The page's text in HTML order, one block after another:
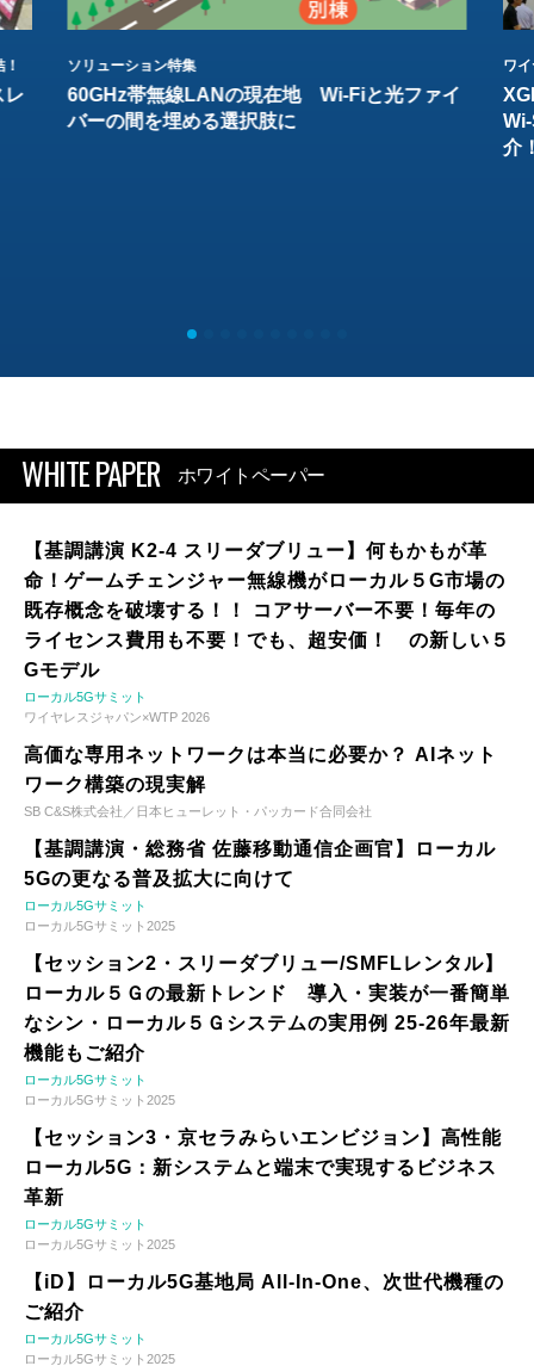
レ
ソリューション特集
60GHz帯無線LANの現在地 Wi-Fiと光ファイ
バーの間を埋める選択肢に
ワ
介
WHITE PAPER ホワイトペーパー
【基調講演 K2-4 スリーダブリュー】何もかもが革
命！ゲームチェンジャー無線機がローカル５G市場の
既存概念を破壊する！！ コアサーバー不要！毎年の
ライセンス費用も不要！でも、超安価！ の新しい５
Gモデル
ローカル5Gサミット
ワイヤレスジャパン×WTP 2026
高価な専用ネットワークは本当に必要か？ AIネット
ワーク構築の現実解
SB C&S株式会社／日本ヒューレット・パッカード合同会社
【基調講演・総務省 佐藤移動通信企画官】ローカル
5Gの更なる普及拡大に向けて
ローカル5Gサミット
ローカル5Gサミット2025
【セッション2・スリーダブリュー/SMFLレンタル】
ローカル５Ｇの最新トレンド 導入・実装が一番簡単
なシン・ローカル５Ｇシステムの実用例 25-26年最新
機能もご紹介
ローカル5Gサミット
ローカル5Gサミット2025
【セッション3・京セラみらいエンビジョン】高性能
ローカル5G：新システムと端末で実現するビジネス
革新
ローカル5Gサミット
ローカル5Gサミット2025
【iD】ローカル5G基地局 All-In-One、次世代機種の
ご紹介
ローカル5Gサミット
ローカル5Gサミット2025